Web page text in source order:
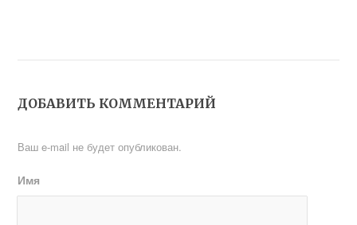
ДОБАВИТЬ КОММЕНТАРИЙ
Ваш e-mail не будет опубликован.
Имя